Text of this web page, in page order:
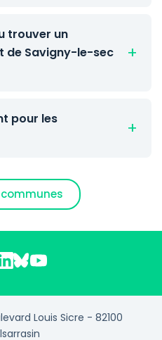
trouver un
de Savigny-le-sec
pour les
Louis Sicre - 82100